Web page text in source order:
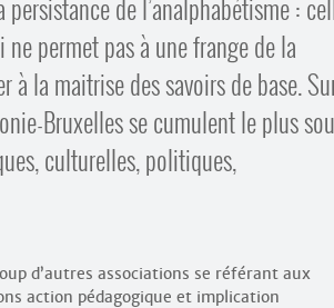
de l’analphabétisme :
permet pas à une frange de la
à la maitrise des savoirs de base.
Bruxelles se cumulent le plus
culturelles, politiques,
d’autres associations se référant aux
action pédagogique et implication